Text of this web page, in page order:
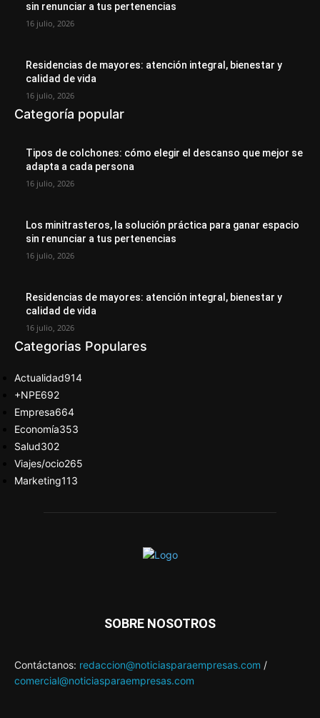
sin renunciar a tus pertenencias
16 julio, 2026
Residencias de mayores: atención integral, bienestar y
calidad de vida
16 julio, 2026
Categoría popular
Tipos de colchones: cómo elegir el descanso que mejor se
adapta a cada persona
16 julio, 2026
Los minitrasteros, la solución práctica para ganar espacio
sin renunciar a tus pertenencias
16 julio, 2026
Residencias de mayores: atención integral, bienestar y
calidad de vida
16 julio, 2026
Categorias Populares
Actualidad914
+NPE692
Empresa664
Economía353
Salud302
Viajes/ocio265
Marketing113
SOBRE NOSOTROS
Contáctanos: redaccion@noticiasparaempresas.com /
comercial@noticiasparaempresas.com